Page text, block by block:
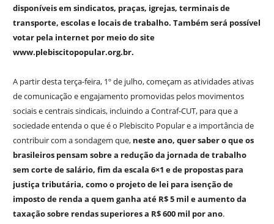
disponíveis em sindicatos, praças, igrejas, terminais de
transporte, escolas e locais de trabalho. Também será possível
votar pela internet por meio do site
www.plebiscitopopular.org.br.
A partir desta terça-feira, 1º de julho, começam as atividades ativas
de comunicação e engajamento promovidas pelos movimentos
sociais e centrais sindicais, incluindo a Contraf-CUT, para que a
sociedade entenda o que é o Plebiscito Popular e a importância de
contribuir com a sondagem que, neste ano, quer saber o que os
brasileiros pensam sobre a redução da jornada de trabalho
sem corte de salário, fim da escala 6×1 e de propostas para
justiça tributária, como o projeto de lei para isenção de
imposto de renda a quem ganha até R$ 5 mil e aumento da
taxação sobre rendas superiores a R$ 600 mil por ano.